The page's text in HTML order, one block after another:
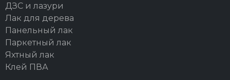
ДЗС и лазури
Лак для дерева
Панельный лак
Паркетный лак
Яхтный лак
Клей ПВА